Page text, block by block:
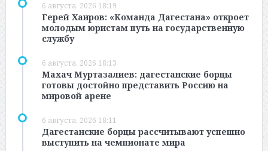
6 августа, 2026 18:19
Герей Хаиров: «Команда Дагестана» откроет
молодым юристам путь на государственную
службу
6 августа, 2026 18:13
Махач Муртазалиев: дагестанские борцы
готовы достойно представить Россию на
мировой арене
6 августа, 2026 18:11
Дагестанские борцы рассчитывают успешно
выступить на чемпионате мира